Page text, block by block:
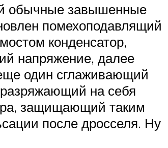
обычные завышенные
помехоподавлящий
конденсатор,
напряжение, далее
один сглаживающий
на себя
защищающий таким
после дросселя. Ну